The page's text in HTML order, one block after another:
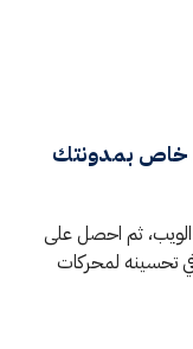
خاص بمدونتك
ثم احصل على
تحسينه لمحركات